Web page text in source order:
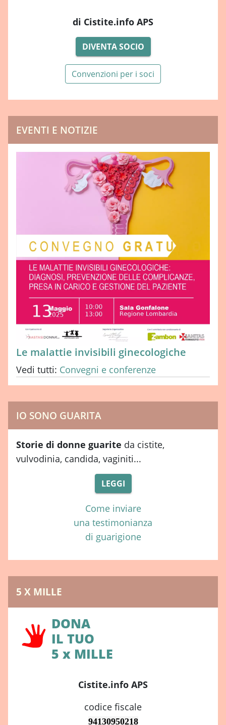
di Cistite.info APS
DIVENTA SOCIO
Convenzioni per i soci
EVENTI E NOTIZIE
Le malattie invisibili ginecologiche
Vedi tutti: Convegni e conferenze
IO SONO GUARITA
Storie di donne guarite da cistite,
vulvodinia, candida, vaginiti...
LEGGI
Come inviare
una testimonianza
di guarigione
5 X MILLE
DONA
IL TUO
5 x MILLE
Cistite.info APS
codice fiscale
94130950218